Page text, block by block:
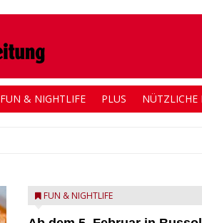
FUN & NIGHTLIFE PLUS NÜTZLICHE
FUN & NIGHTLIFE